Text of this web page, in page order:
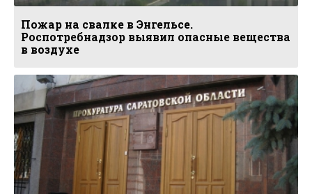
Пожар на свалке в Энгельсе.
Роспотребнадзор выявил опасные вещества
в воздухе